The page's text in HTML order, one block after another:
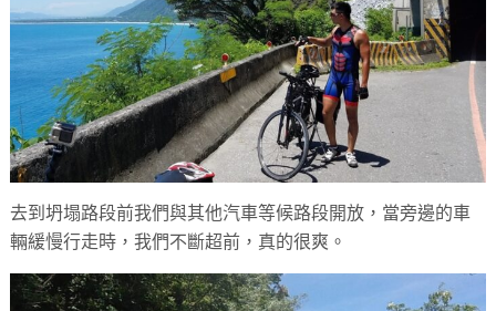
去到坍塌路段前我們與其他汽車等候路段開放，當旁邊的車
輛緩慢行走時，我們不斷超前，真的很爽。